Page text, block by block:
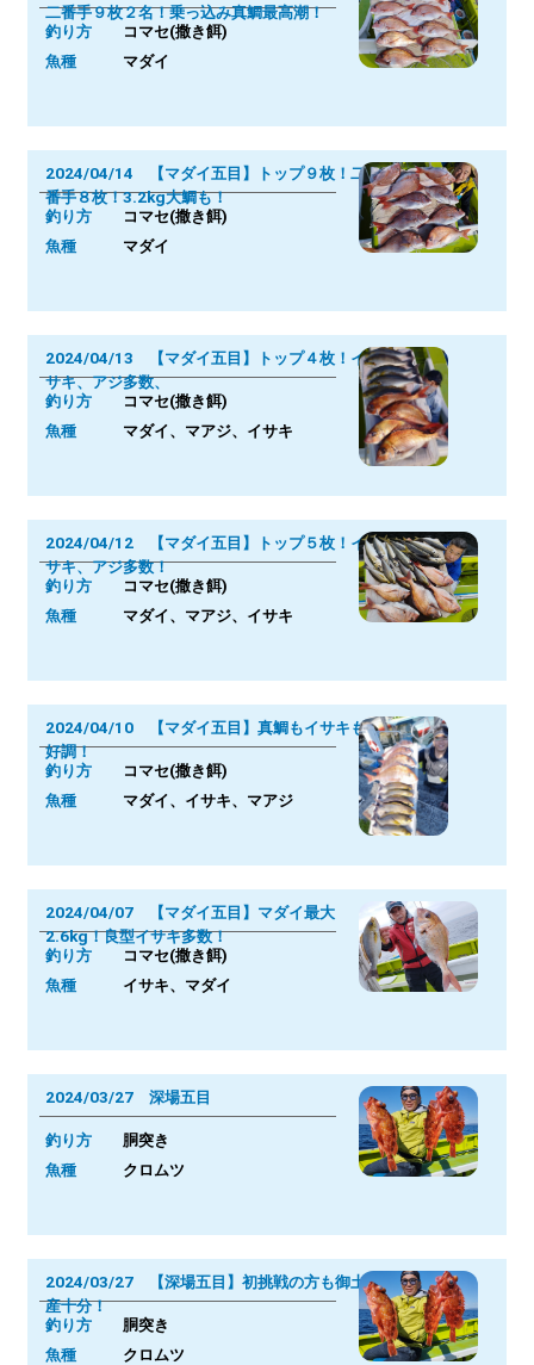
二番手９枚２名！乗っ込み真鯛最高潮！
釣り方
コマセ(撒き餌)
魚種 マダイ
2024/04/14 【マダイ五目】トップ９枚！二
番手８枚！3.2kg大鯛も！
釣り方
コマセ(撒き餌)
魚種 マダイ
2024/04/13 【マダイ五目】トップ４枚！イ
サキ、アジ多数、
釣り方
コマセ(撒き餌)
魚種 マダイ、マアジ、イサキ
2024/04/12 【マダイ五目】トップ５枚！イ
サキ、アジ多数！
釣り方
コマセ(撒き餌)
魚種 マダイ、マアジ、イサキ
2024/04/10 【マダイ五目】真鯛もイサキも
好調！
釣り方
コマセ(撒き餌)
魚種 マダイ、イサキ、マアジ
2024/04/07 【マダイ五目】マダイ最大
2.6kg！良型イサキ多数！
釣り方
コマセ(撒き餌)
魚種 イサキ、マダイ
2024/03/27 深場五目
釣り方 胴突き
魚種 クロムツ
2024/03/27 【深場五目】初挑戦の方も御土
産十分！
釣り方 胴突き
魚種 クロムツ